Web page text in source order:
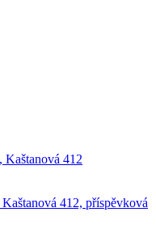
Kaštanová 412
412, příspěvková